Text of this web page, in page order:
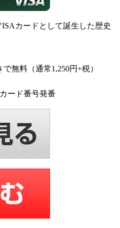
カードとして誕生した歴史
無料（通常1,250円+税）
ード番号発番